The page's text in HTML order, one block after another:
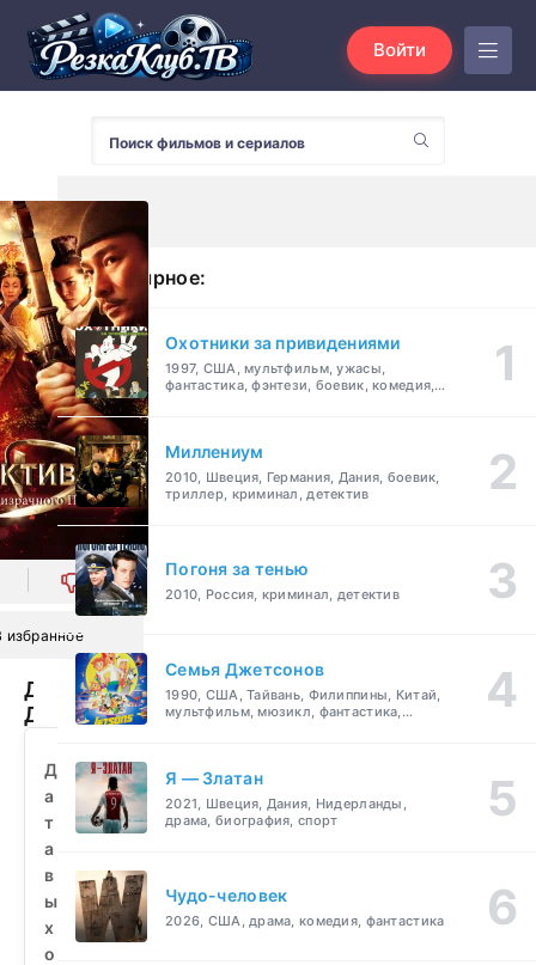
Войти
0
избранное
Детектив
Ди
тайна
призрачного
пламени
(2010)
смотреть
бесплатно
Д
а
т
а
в
ы
х
о
Популярное:
Охотники за привидениями
1997, США, мультфильм, ужасы,
фантастика, фэнтези, боевик, комедия,
Миллениум
2010, Швеция, Германия, Дания, боевик,
триллер, криминал, детектив
Погоня за тенью
2010, Россия, криминал, детектив
Семья Джетсонов
1990, США, Тайвань, Филиппины, Китай,
мультфильм, мюзикл, фантастика,
Я — Златан
2021, Швеция, Дания, Нидерланды,
драма, биография, спорт
Чудо-человек
2026, США, драма, комедия, фантастика